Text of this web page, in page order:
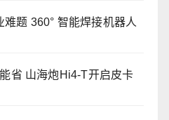
题 360° 智能焊接机器人
省 山海炮Hi4-T开启皮卡